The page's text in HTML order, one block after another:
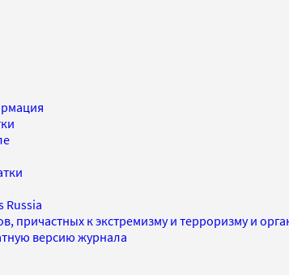
Russia
причастных к экстремизму и терроризму и
версию журнала